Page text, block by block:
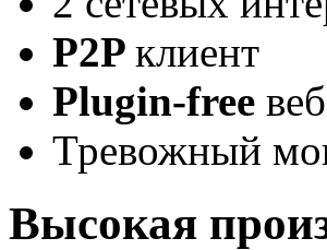
P2P клиент
Plugin-free
Тревожный
Высокая